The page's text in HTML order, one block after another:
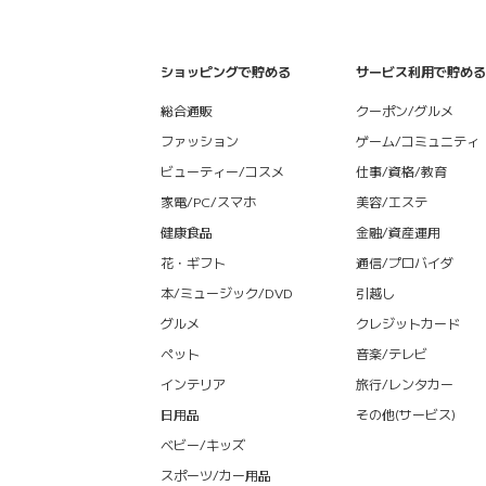
ショッピングで貯める
総合通販
ファッション
ビューティー/コスメ
家電/PC/スマホ
健康食品
花・ギフト
本/ミュージック/DVD
グルメ
ペット
インテリア
日用品
ベビー/キッズ
スポーツ/カー用品
サービス利用で貯める
クーポン/グルメ
ゲーム/コミュニティ
仕事/資格/教育
美容/エステ
金融/資産運用
通信/プロバイダ
引越し
クレジットカード
音楽/テレビ
旅行/レンタカー
その他(サービス)